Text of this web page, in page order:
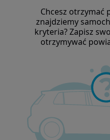
Chcesz otrzymać
znajdziemy
kryteria? Zapisz
otrzymywać